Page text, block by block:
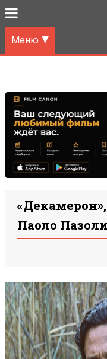
Меню
Паоло